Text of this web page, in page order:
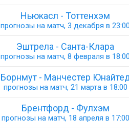
Ньюкасл - Тоттенхэм
прогнозы на матч, 3 декабря в
Эштрела - Санта-Клара
прогнозы на матч, 8 февраля в
Борнмут - Манчестер
прогнозы на матч, 21 марта в 18:00
Брентфорд - Фулхэм
прогнозы на матч, 18 апреля в 17:00